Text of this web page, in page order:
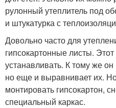
рулонный утеплитель под
и штукатурка с
Довольно часто для
гипсокартонные листы.
устанавливать. К тому же
но еще и выравнивает их.
монтировать гипсокартон,
специальный каркас.